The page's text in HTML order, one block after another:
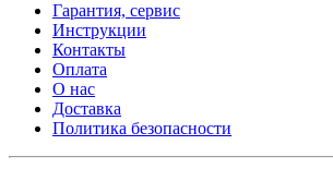
Гарантия, сервис
Инструкции
Контакты
Оплата
О нас
Доставка
Политика безопасности